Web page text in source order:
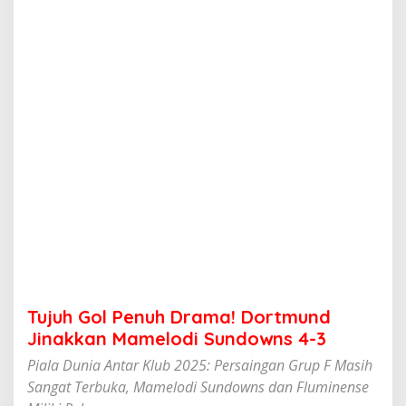
n
a
k
k
a
n
Tujuh Gol Penuh Drama! Dortmund
Jinakkan Mamelodi Sundowns 4-3
Piala Dunia Antar Klub 2025: Persaingan Grup F Masih
Sangat Terbuka, Mamelodi Sundowns dan Fluminense